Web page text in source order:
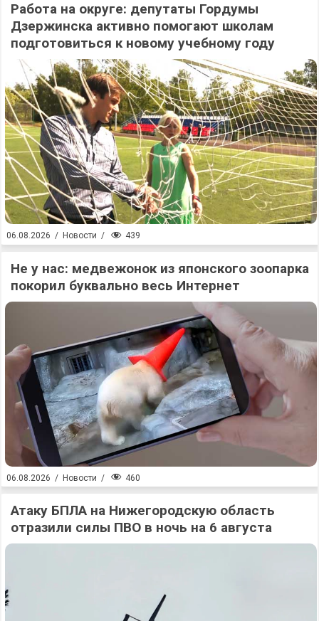
Работа на округе: депутаты Гордумы
Дзержинска активно помогают школам
подготовиться к новому учебному году
06.08.2026 / Новости / 439
Не у нас: медвежонок из японского зоопарка
покорил буквально весь Интернет
06.08.2026 / Новости / 460
Атаку БПЛА на Нижегородскую область
отразили силы ПВО в ночь на 6 августа